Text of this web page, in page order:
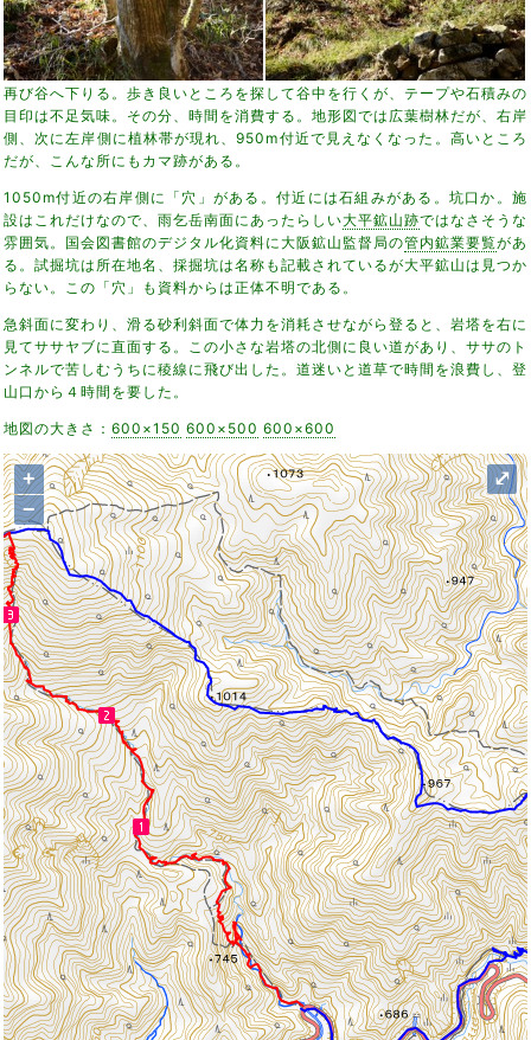
再び谷へ下りる。歩き良いところを探して谷中を行くが、テープや石積みの
目印は不足気味。その分、時間を消費する。地形図では広葉樹林だが、右岸
側、次に左岸側に植林帯が現れ、950m付近で見えなくなった。高いところ
だが、こんな所にもカマ跡がある。
1050m付近の右岸側に「穴」がある。付近には石組みがある。坑口か。施
設はこれだけなので、雨乞岳南面にあったらしい大平鉱山跡ではなさそうな
雰囲気。国会図書館のデジタル化資料に大阪鉱山監督局の管内鉱業要覧があ
る。試掘坑は所在地名、採掘坑は名称も記載されているが大平鉱山は見つか
らない。この「穴」も資料からは正体不明である。
急斜面に変わり、滑る砂利斜面で体力を消耗させながら登ると、岩塔を右に
見てササヤブに直面する。この小さな岩塔の北側に良い道があり、ササのト
ンネルで苦しむうちに稜線に飛び出した。道迷いと道草で時間を浪費し、登
山口から４時間を要した。
地図の大きさ： 600×150 600×500 600×600
+
−
⤢